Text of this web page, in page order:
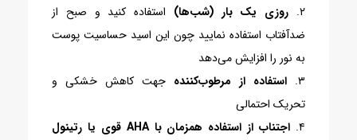
۲.
روزی یک بار (شب‌ها) استفاده کنید و صبح از
ضدآفتاب استفاده نمایید چون این اسید حساسیت پوست
به نور را افزایش می‌دهد
۳.
استفاده از مرطوب‌کننده جهت کاهش خشکی و
تحریک احتمالی
۴.
اجتناب از استفاده همزمان با AHA قوی یا رتینول